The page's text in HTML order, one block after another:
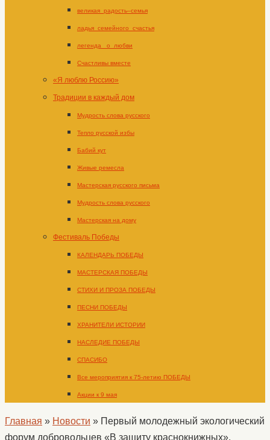
великая_радость–семья
ладья_семейного_счастья
легенда _о_любви
Счастливы вместе
«Я люблю Россию»
Традиции в каждый дом
Мудрость слова русского
Тепло русской избы
Бабий кут
Живые ремесла
Мастерская русского письма
Мудрость слова русского
Мастерская на дому
Фестиваль Победы
КАЛЕНДАРЬ ПОБЕДЫ
МАСТЕРСКАЯ ПОБЕДЫ
СТИХИ И ПРОЗА ПОБЕДЫ
ПЕСНИ ПОБЕДЫ
ХРАНИТЕЛИ ИСТОРИИ
НАСЛЕДИЕ ПОБЕДЫ
СПАСИБО
Все мероприятия к 75-летию ПОБЕДЫ
Акции к 9 мая
Главная » Новости » Первый молодежный экологический
форум добровольцев «В защиту краснокнижных».